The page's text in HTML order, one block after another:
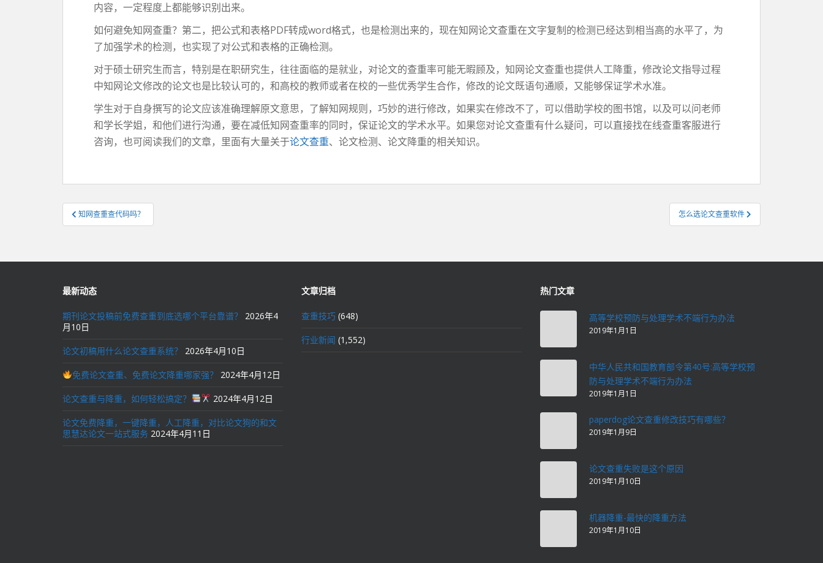
内容，一定程度上都能够识别出来。
如何避免知网查重？第二，把公式和表格PDF转成word格式，也是检测出来的，现在知网论文查重在文字复制的检测已经达到相当高的水平了，为
了加强学术的检测，也实现了对公式和表格的正确检测。
对于硕士研究生而言，特别是在职研究生，往往面临的是就业，对论文的查重率可能无暇顾及，知网论文查重也提供人工降重，修改论文指导过程
中知网论文修改的论文也是比较认可的，和高校的教师或者在校的一些优秀学生合作，修改的论文既语句通顺，又能够保证学术水准。
学生对于自身撰写的论文应该准确理解原文意思，了解知网规则，巧妙的进行修改，如果实在修改不了，可以借助学校的图书馆，以及可以问老师
和学长学姐，和他们进行沟通，要在减低知网查重率的同时，保证论文的学术水平。如果您对论文查重有什么疑问，可以直接找在线查重客服进行
咨询，也可阅读我们的文章，里面有大量关于论文查重、论文检测、论文降重的相关知识。
文
章
航
知网查重查代码吗？ 怎么选论文查重软件
最新动态
期刊论文投稿前免费查重到底选哪个平台靠谱？
2026年4
月10日
论文初稿用什么论文查重系统？ 2026年4月10日
免费论文查重、免费论文降重哪家强？ 2024年4月12日
论文查重与降重，如何轻松搞定？ 2024年4月12日
论文免费降重，一键降重，人工降重，对比论文狗的和文
思慧达论文一站式服务 2024年4月11日
文章归档
查重技巧 (648)
行业新闻 (1,552)
热门文章
高等学校预防与处理学术不端行为办法
2019年1月1日
中华人民共和国教育部令第40号:高等学校预
防与处理学术不端行为办法
2019年1月1日
paperdog论文查重修改技巧有哪些？
2019年1月9日
论文查重失败是这个原因
2019年1月10日
机器降重-最快的降重方法
2019年1月10日